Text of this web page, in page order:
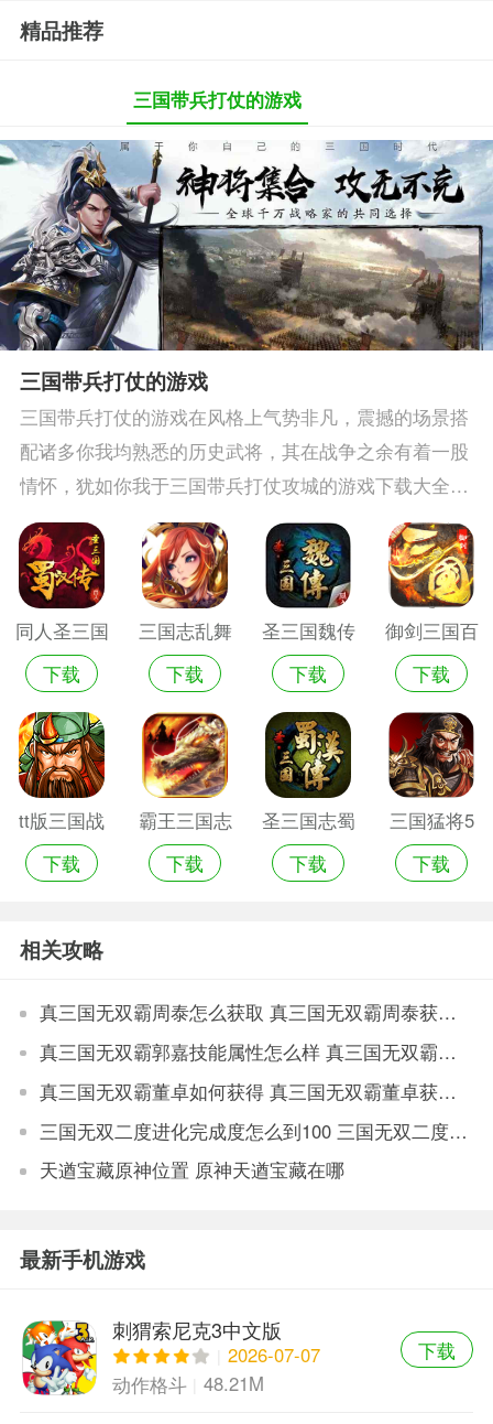
精品推荐
三国带兵打仗的游戏
三国带兵打仗的游戏
三国带兵打仗的游戏在风格上气势非凡，震撼的场景搭
配诸多你我均熟悉的历史武将，其在战争之余有着一股
情怀，犹如你我于三国带兵打仗攻城的游戏下载大全之
中所感受到的那般，就是热血和圆梦自己的沙场将军之
妄想，让我们可以沙场秋点兵，甚是有成就感，值得来
了解更多哈！
同人圣三国
蜀汉传破解
版
下载
三国志乱舞
安卓版
下载
圣三国魏传
内购破解版
在线版
下载
御剑三国百
抽版手机游
戏
下载
tt版三国战
纪
下载
霸王三国志
md手机版
下载
圣三国志蜀
传破解版
下载
三国猛将5
张飞传单机
下载
相关攻略
真三国无双霸周泰怎么获取 真三国无双霸周泰获取方法介绍
真三国无双霸郭嘉技能属性怎么样 真三国无双霸郭嘉技能属性分析
真三国无双霸董卓如何获得 真三国无双霸董卓获取攻略
三国无双二度进化完成度怎么到100 三国无双二度进化完成度到100方法
天遒宝藏原神位置 原神天遒宝藏在哪
最新手机游戏
刺猬索尼克3中文版
2026-07-07
动作格斗
48.21M
下载